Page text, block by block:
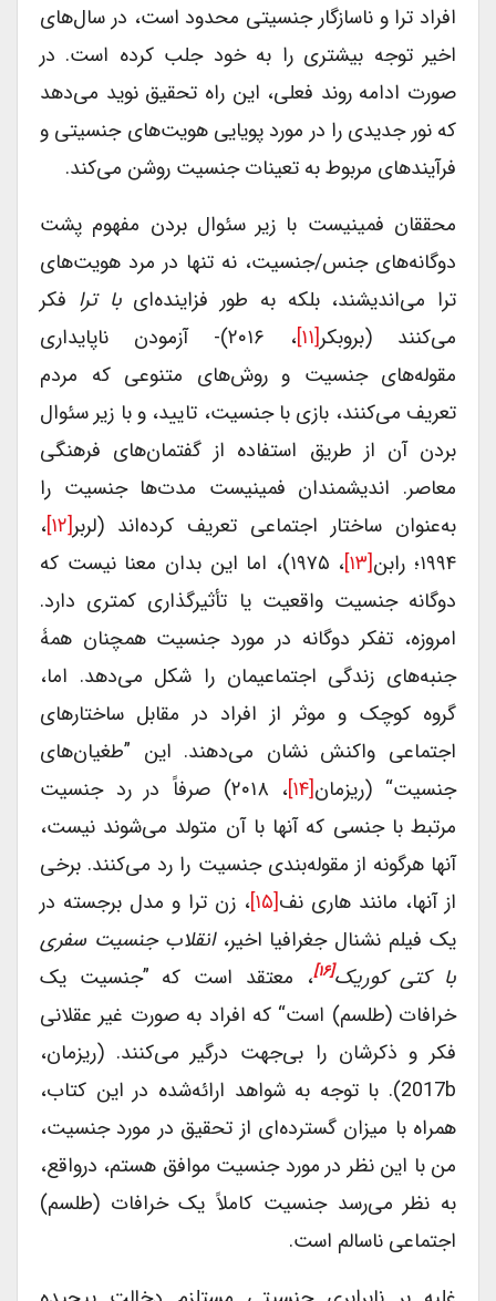
افراد ترا و ناسازگار جنسیتی محدود است، در سال‌های
اخیر توجه بیشتری را به خود جلب کرده است. در
صورت ادامه روند فعلی، این راه تحقیق نوید می‌دهد
که نور جدیدی را در مورد پویایی هویت‌های جنسیتی و
فرآیندهای مربوط به تعینات جنسیت روشن می‌کند.
محققان فمینیست با زیر سئوال بردن مفهوم پشت
دوگانه‌های جنس/جنسیت، نه تنها در مرد هویت‌های
ترا می‌‌اندیشند، بلکه به طور فزاینده‌ایبا ترافکر
می‌کنند (بروبکر[۱۱]
، ۲۰۱۶)- آزمودن ناپایداری
مقوله‌های جنسیت و روش‌های متنوعی که مردم
تعریف می‌کنند، بازی با جنسیت، تایید، و با زیر سئوال
بردن آن از طریق استفاده از گفتمان‌های فرهنگی
معاصر. اندیشمندان فمینیست مدت‌ها جنسیت را
به‌عنوان ساختار اجتماعی تعریف کرده‌اند (لربر[۱۲]
،
۱۹۹۴؛ رابن
[۱۳]
، ۱۹۷۵)، اما این بدان معنا نیست که
دوگانه جنسیت واقعیت یا تأثیرگذاری کمتری دارد.
امروزه، تفکر دوگانه در مورد جنسیت همچنان همۀ
جنبه‌های زندگی اجتماعیمان را شکل می‌دهد. اما،
گروه کوچک و موثر از افراد در مقابل ساختارهای
اجتماعی واکنش نشان می‌دهند. این ”طغیان‌های
جنسیت“ (ریزمان[۱۴]
، ۲۰۱۸) صرفاً در رد جنسیت
مرتبط با جنسی که آنها با آن متولد می‌شوند نیست،
آنها هرگونه از مقوله‌بندی جنسیت را رد می‌کنند. برخی
از آنها، مانند هاری نف[۱۵]
، زن ترا و مدل برجسته در
یک فیلم نشنال جغرافیا اخیر،انقلاب جنسیت سفری
با کتی کوریک[۱۶]
، معتقد است که ”جنسیت یک
خرافات (طلسم) است“ که افراد به صورت غیر عقلانی
فکر و ذکرشان را بی‌جهت درگیر می‌کنند. (ریزمان،
2017b). با توجه به شواهد ارائه‌شده در این کتاب،
همراه با میزان گسترده‌ای از تحقیق در مورد جنسیت،
من با این نظر در مورد جنسیت موافق هستم، درواقع،
به نظر می‌رسد جنسیت کاملاً یک خرافات (طلسم)
اجتماعی ناسالم است.